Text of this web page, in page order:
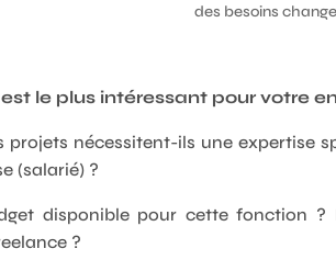
des besoins
le plus intéressant pour votre
projets nécessitent-ils une expertise
(salarié) ?
disponible pour cette fonction ?
?